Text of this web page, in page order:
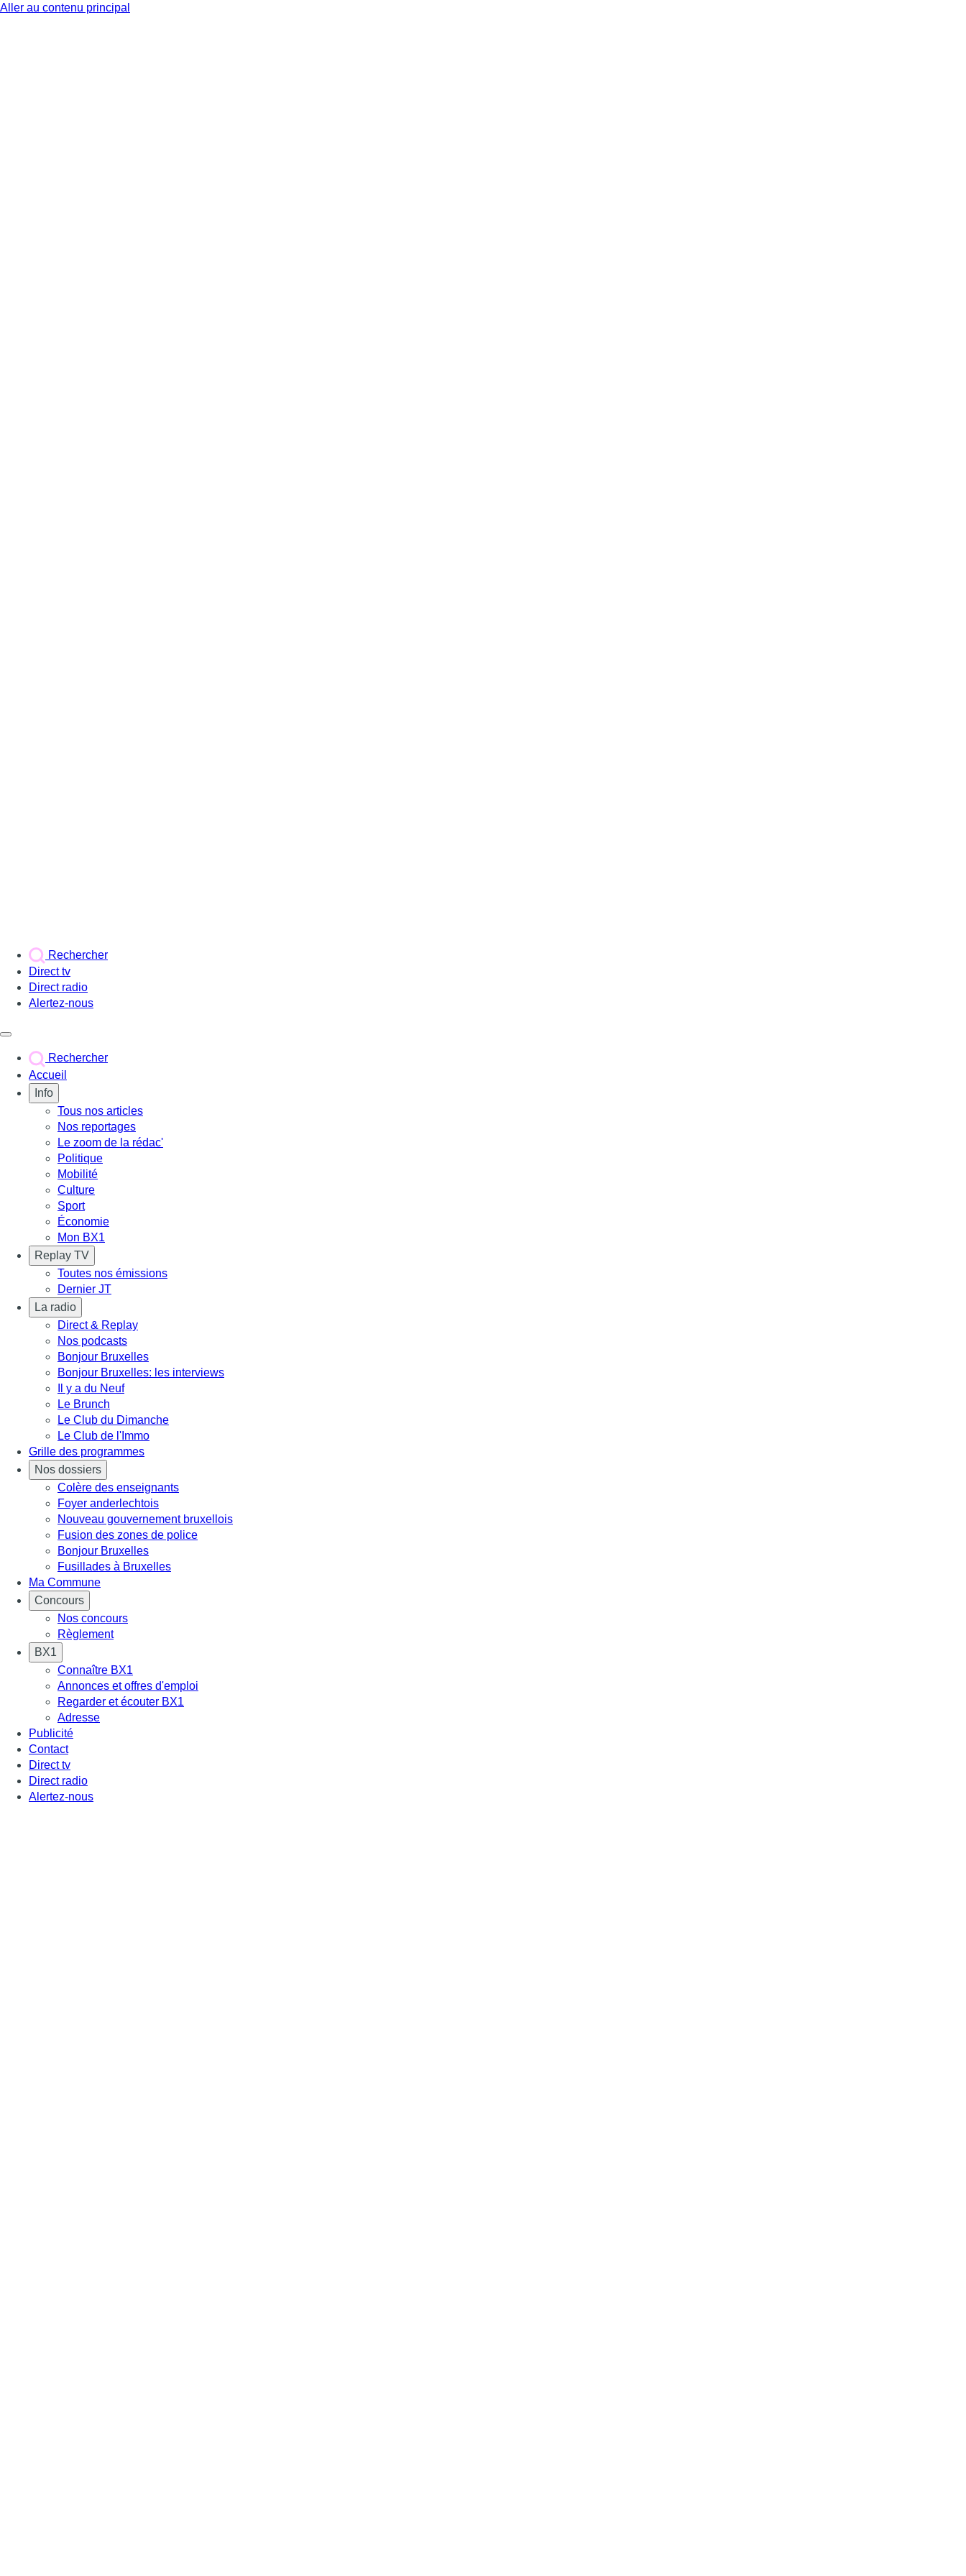
Aller au contenu principal
Rechercher
Direct tv
Direct radio
Alertez-nous
Rechercher
Accueil
Info
Tous nos articles
Nos reportages
Le zoom de la rédac'
Politique
Mobilité
Culture
Sport
Économie
Mon BX1
Replay TV
Toutes nos émissions
Dernier JT
La radio
Direct & Replay
Nos podcasts
Bonjour Bruxelles
Bonjour Bruxelles: les interviews
Il y a du Neuf
Le Brunch
Le Club du Dimanche
Le Club de l'Immo
Grille des programmes
Nos dossiers
Colère des enseignants
Foyer anderlechtois
Nouveau gouvernement bruxellois
Fusion des zones de police
Bonjour Bruxelles
Fusillades à Bruxelles
Ma Commune
Concours
Nos concours
Règlement
BX1
Connaître BX1
Annonces et offres d'emploi
Regarder et écouter BX1
Adresse
Publicité
Contact
Direct tv
Direct radio
Alertez-nous